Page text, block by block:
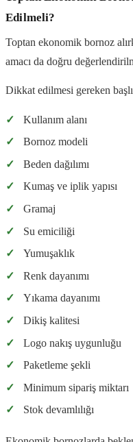
Edilmeli?
Toptan ekonomik bornoz
amacı da doğru
Dikkat edilmesi gereken
✓
Kullanım alanı
✓
Bornoz modeli
✓
Beden dağılımı
✓
Kumaş ve iplik yapısı
✓
Gramaj
✓
Su emiciliği
✓
Yumuşaklık
✓
Renk dayanımı
✓
Yıkama dayanımı
✓
Dikiş kalitesi
✓
Logo nakış uygunluğu
✓
Paketleme şekli
✓
Minimum sipariş miktarı
✓
Stok devamlılığı